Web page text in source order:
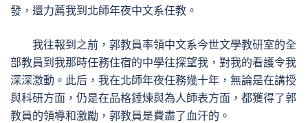
發，還力薦我到北師年夜中文系任教。
我往報到之前，郭教員率領中文系今世文學教研室的全
部教員到我那時任務住宿的中學往探望我，對我的看護令我
深深激動。此后，我在北師年夜任務幾十年，無論是在講授
與科研方面，仍是在品格錘煉與為人師表方面，都獲得了郭
教員的領導和激勵，郭教員是費盡了血汗的。